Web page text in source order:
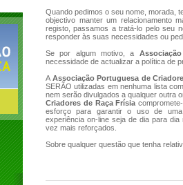
Quando pedimos o seu nome, morada,
objectivo manter um relacionamento
registo, passamos a tratá-lo pelo seu
responder às suas necessidades ou
Se por algum motivo, a
necessidade de actualizar a política de
A Associação Portuguesa de
SERÃO utilizadas em nenhuma lista
nem serão divulgados a qualquer outra
Criadores de Raça Frísia
esforço para garantir o uso de
experiência on-line seja de dia para
vez mais reforçados.
Sobre qualquer questão que tenha